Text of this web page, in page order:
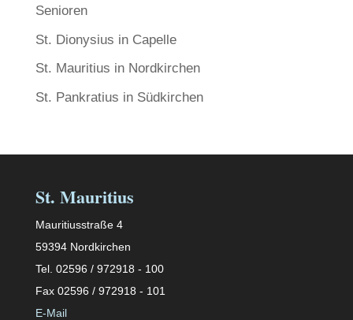
Senioren
St. Dionysius in Capelle
St. Mauritius in Nordkirchen
St. Pankratius in Südkirchen
St. Mauritius
Mauritiusstraße 4
59394 Nordkirchen
Tel. 02596 / 972918 - 100
Fax 02596 / 972918 - 101
E-Mail